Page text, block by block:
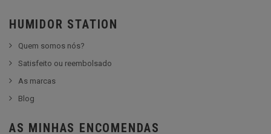
HUMIDOR STATION
Quem somos nós?
Satisfeito ou reembolsado
As marcas
Blog
AS MINHAS ENCOMENDAS